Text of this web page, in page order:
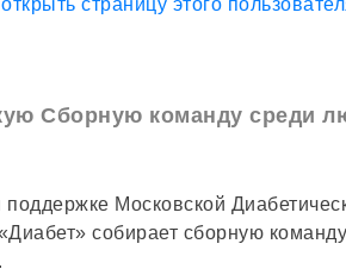
Сборную команду среди
Московской
собирает сборную